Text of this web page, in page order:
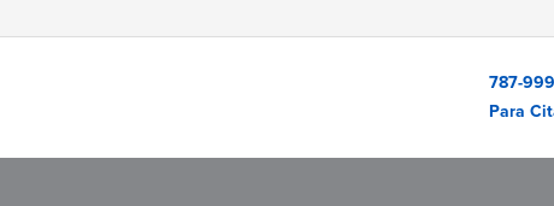
787-
Para